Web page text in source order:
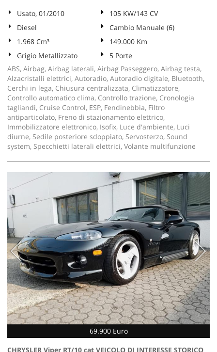
Usato, 01/2010
105 KW/143 CV
Diesel
Cambio Manuale (6)
1.968 Cm³
149.000 Km
Grigio Metallizzato
5 Porte
ABS, Airbag, Airbag laterali, Airbag Passeggero, Airbag testa,
Alzacristalli elettrici, Autoradio, Autoradio digitale, Bluetooth,
Cerchi in lega, Chiusura centralizzata, Climatizzatore,
Controllo automatico clima, Controllo trazione, Cronologia
tagliandi, Cruise Control, ESP, Fendinebbia, Filtro
antiparticolato, Freno di stazionamento elettrico,
Immobilizzatore elettronico, Isofix, Luce d'ambiente, Luci
diurne, Sedile posteriore sdoppiato, Servosterzo, Sound
system, Specchietti laterali elettrici, Volante multifunzione
69.900 Euro
CHRYSLER Viper RT/10 cat VEICOLO DI INTERESSE STORICO